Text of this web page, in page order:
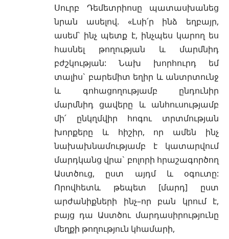
Սուրբ Դեմետրիոսը պատասխանեց
նրան ասելով. «Լսի՛ր ինձ եղբայր,
ասեմ` ինչ պետք է, ինչպես կարող ես
հասնել թողության և մարմնիդ
բժշկության: Նախ խորհուրդ եմ
տալիս` բարեմիտ եղիր և անտրտունջ
և գոհացողությամբ ընդունիր
մարմնիդ ցավերը և անհուսությամբ
մի՛ ընկղմվիր հոգու տրտմության
խորքերը և հիշիր, որ ամեն ինչ
նախախնամությամբ է կատարվում
մարդկանց վրա` բոլորի հրաշագործող
Աստծուց, ըստ այդմ և օգուտը:
Որովհետև թեպետ [մարդ] ըստ
արժանիքների ինչ–որ բան կրում է,
բայց դա Աստծու մարդասիրությունը
մեղքի թողություն կհամարի,